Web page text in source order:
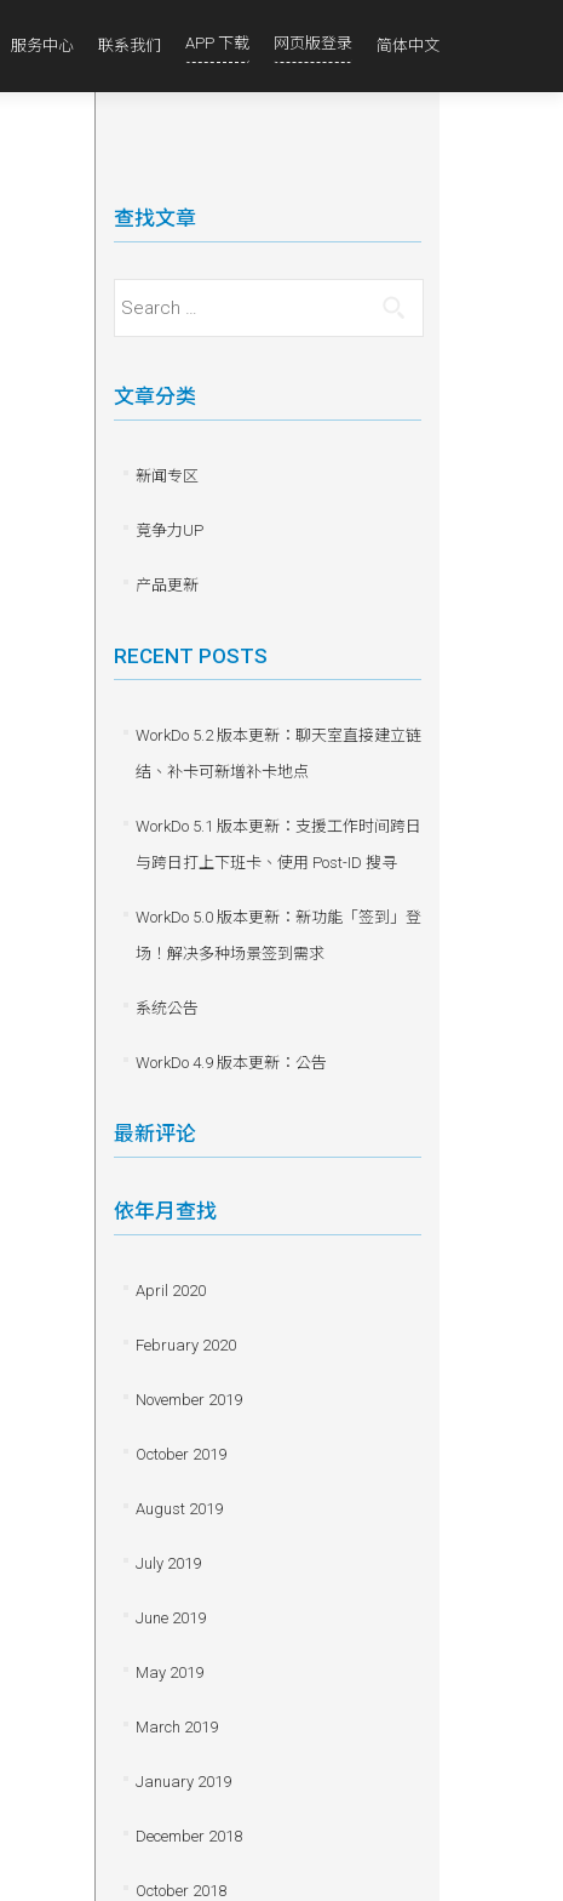
服务中心 联系我们 APP 下载 网页版登录 简体中文
查找文章
Search for:
文章分类
新闻专区
竞争力UP
产品更新
RECENT POSTS
WorkDo 5.2 版本更新：聊天室直接建立链
结、补卡可新增补卡地点
WorkDo 5.1 版本更新：支援工作时间跨日
与跨日打上下班卡、使用 Post-ID 搜寻
WorkDo 5.0 版本更新：新功能「签到」登
场！解决多种场景签到需求
系统公告
WorkDo 4.9 版本更新：公告
最新评论
依年月查找
April 2020
February 2020
November 2019
October 2019
August 2019
July 2019
June 2019
May 2019
March 2019
January 2019
December 2018
October 2018